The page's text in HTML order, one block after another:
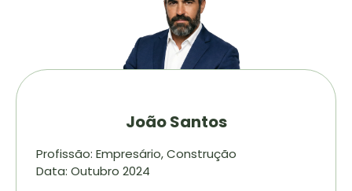
João Santos
Profissão: Empresário, Construção
Data: Outubro 2024